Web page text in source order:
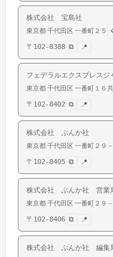
株式会社 宝島社
東京都 千代田区 一番町 ２５
〒 102-8388 ⧉ 📍
フェデラルエクスプレス
東京都 千代田区 一番町 １６
〒 102-8402 ⧉ 📍
株式会社 ぶんか社
東京都 千代田区 一番町 ２９
〒 102-8405 ⧉ 📍
株式会社 ぶんか社 営業
東京都 千代田区 一番町 ２９
〒 102-8406 ⧉ 📍
株式会社 ぶんか社 編集